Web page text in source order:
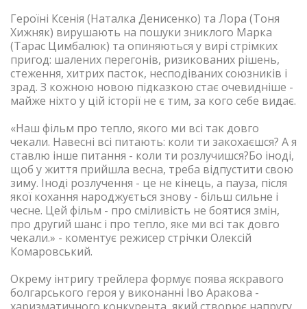
Героїні Ксенія (Наталка Денисенко) та Лора (Тоня
Хижняк) вирушають на пошуки зниклого Марка
(Тарас Цимбалюк) та опиняються у вирі стрімких
пригод: шалених перегонів, ризикованих рішень,
стеження, хитрих пасток, несподіваних союзників і
зрад. З кожною новою підказкою стає очевидніше -
майже ніхто у цій історії не є тим, за кого себе видає.
«Наш фільм про тепло, якого ми всі так довго
чекали. Навесні всі питають: коли ти закохаєшся? А я
ставлю інше питання - коли ти розлучишся?Бо іноді,
щоб у життя прийшла весна, треба відпустити свою
зиму. Іноді розлучення - це не кінець, а пауза, після
якої кохання народжується знову - більш сильне і
чесне. Цей фільм - про сміливість не боятися змін,
про другий шанс і про тепло, яке ми всі так довго
чекали.» - коментує режисер стрічки Олексій
Комаровський.
Окрему інтригу трейлера формує поява яскравого
болгарського героя у виконанні Іво Аракова -